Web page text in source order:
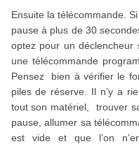
Ensuite la télécommande.
pause à plus de 30
optez pour un
une télécommande
Pensez bien à vérifier le
piles de réserve. Il n’y a
tout son matériel, trouver
pause, allumer sa
est vide et que l’on